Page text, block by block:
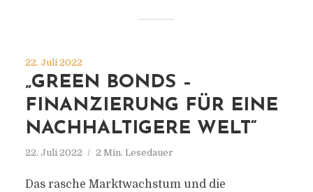
22. Juli 2022
„GREEN BONDS –
FINANZIERUNG FÜR EINE
NACHHALTIGERE WELT“
22. Juli 2022 2 Min. Lesedauer
Das rasche Marktwachstum und die